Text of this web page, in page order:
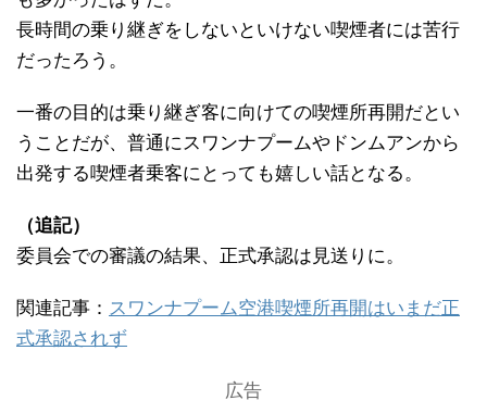
長時間の乗り継ぎをしないといけない喫煙者には苦行
だったろう。
一番の目的は乗り継ぎ客に向けての喫煙所再開だとい
うことだが、普通にスワンナプームやドンムアンから
出発する喫煙者乗客にとっても嬉しい話となる。
（追記）
委員会での審議の結果、正式承認は見送りに。
関連記事： スワンナプーム空港喫煙所再開はいまだ正
式承認されず
広告